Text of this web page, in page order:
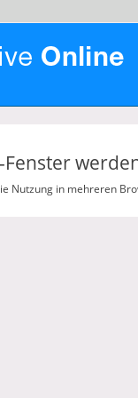
Nutzung in mehreren